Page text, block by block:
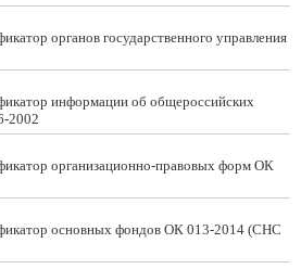
органов государственного управления
информации об общероссийских
2002
организационно-правовых форм ОК
основных фондов ОК 013-2014 (СНС